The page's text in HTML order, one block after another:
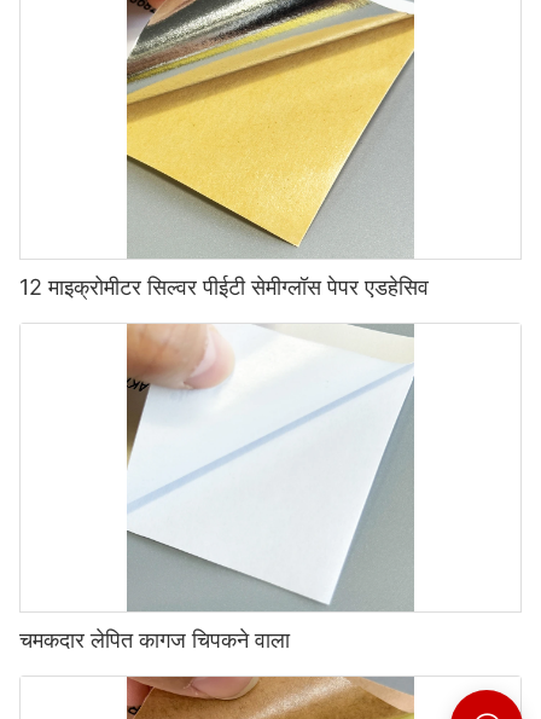
12 माइक्रोमीटर सिल्वर पीईटी सेमीग्लॉस पेपर एडहेसिव
चमकदार लेपित कागज चिपकने वाला